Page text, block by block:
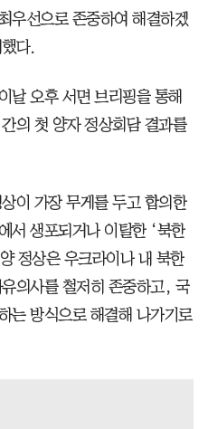
우선으로 존중하여 해결하겠
다.
날 오후 서면 브리핑을 통해
의 첫 양자 정상회담 결과를
이 가장 무게를 두고 합의한
서 생포되거나 이탈한 ‘북한
정상은 우크라이나 내 북한
의사를 철저히 존중하고, 국
는 방식으로 해결해 나가기로